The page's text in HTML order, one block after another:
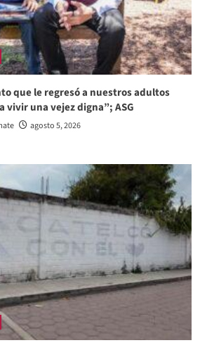
que le regresó a nuestros adultos
vivir una vejez digna”; ASG
agosto 5, 2026